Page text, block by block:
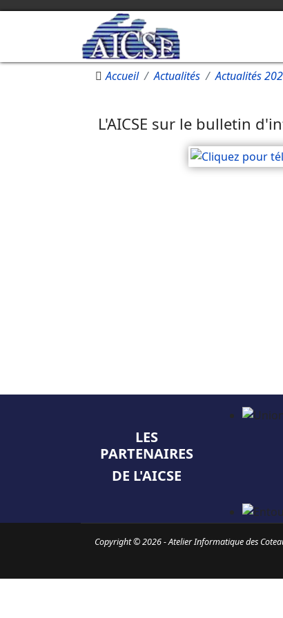
Accueil Actualités Actualités
L'AICSE sur le bulletin
LES
PARTENAIRES
DE L'AICSE
Copyright © 2026 - Atelier Informatique des